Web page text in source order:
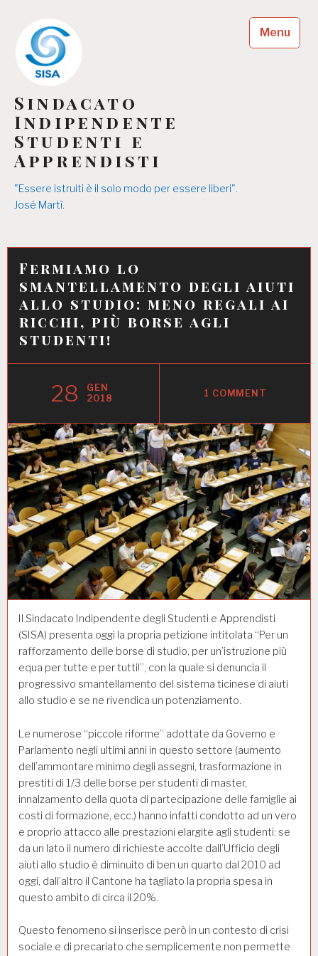
content
Sindacato
Indipendente
Studenti e
Apprendisti
"Essere istruiti è il solo modo per essere liberi".
José Martì.
Menu
Fermiamo lo
smantellamento degli aiuti
allo studio: meno regali ai
ricchi, più borse agli
studenti!
28
GEN
2018
1 COMMENT
Il Sindacato Indipendente degli Studenti e Apprendisti
(SISA) presenta oggi la propria petizione intitolata “Per un
rafforzamento delle borse di studio, per un’istruzione più
equa per tutte e per tutti!”, con la quale si denuncia il
progressivo smantellamento del sistema ticinese di aiuti
allo studio e se ne rivendica un potenziamento.
Le numerose “piccole riforme” adottate da Governo e
Parlamento negli ultimi anni in questo settore (aumento
dell’ammontare minimo degli assegni, trasformazione in
prestiti di 1/3 delle borse per studenti di master,
innalzamento della quota di partecipazione delle famiglie ai
costi di formazione, ecc.) hanno infatti condotto ad un vero
e proprio attacco alle prestazioni elargite agli studenti: se
da un lato il numero di richieste accolte dall’Ufficio degli
aiuti allo studio è diminuito di ben un quarto dal 2010 ad
oggi, dall’altro il Cantone ha tagliato la propria spesa in
questo ambito di circa il 20%.
Questo fenomeno si inserisce però in un contesto di crisi
sociale e di precariato che semplicemente non permette